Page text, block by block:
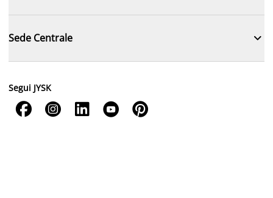
Sede Centrale 
Segui JYSK
    